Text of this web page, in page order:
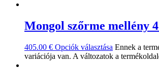
Mongol szőrme mellény
405.00 € Opciók választása Ennek a
variációja van. A változatok a